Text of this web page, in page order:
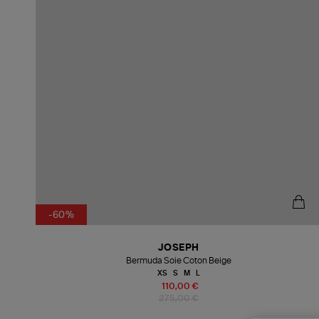
-60%
110,00 €
JOSEPH
Bermuda Soie Coton Beige
XS S M